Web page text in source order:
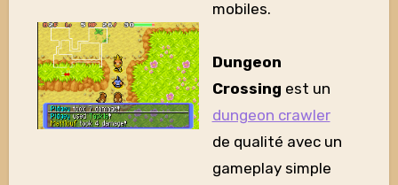
mobiles.
Dungeon
Crossing est un
dungeon crawler
de qualité avec un
gameplay simple